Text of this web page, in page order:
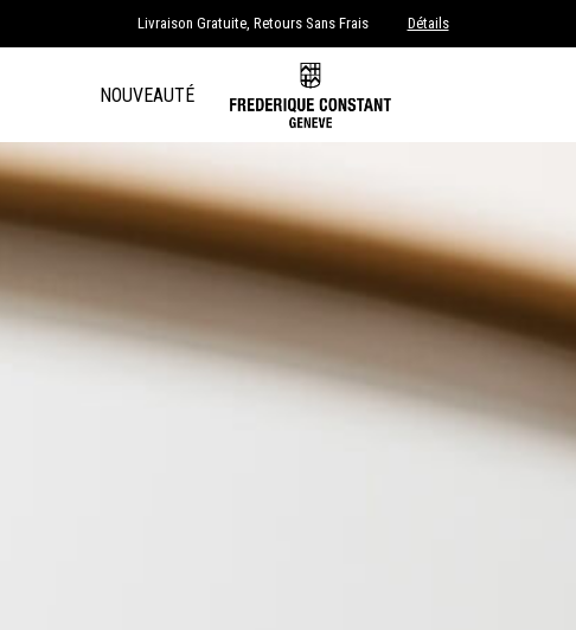
Livraison Gratuite, Retours Sans Frais Détails
NOUVEAUTÉ